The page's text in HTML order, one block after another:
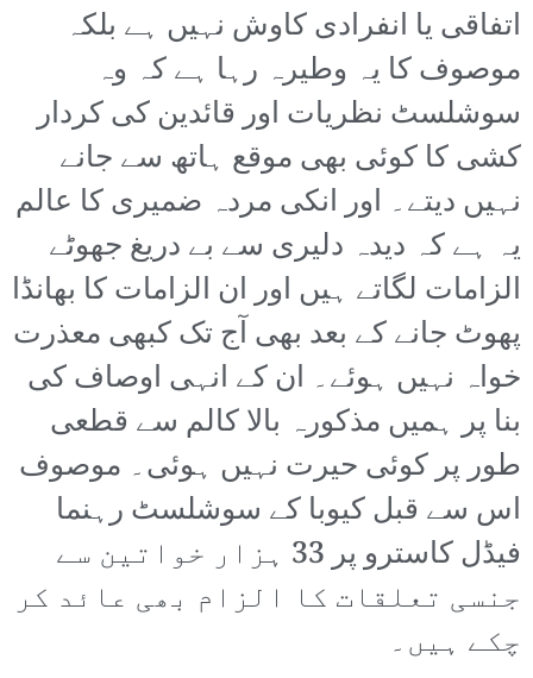
اتفاقی یا انفرادی کاوش نہیں ہے بلکہ
موصوف کا یہ وطیرہ رہا ہے کہ وہ
سوشلسٹ نظریات اور قائدین کی کردار
کشی کا کوئی بھی موقع ہاتھ سے جانے
نہیں دیتے۔ اور انکی مردہ ضمیری کا عالم
یہ ہے کہ دیدہ دلیری سے بے دریغ جھوٹے
الزامات لگاتے ہیں اور ان الزامات کا بھانڈا
پھوٹ جانے کے بعد بھی آج تک کبھی معذرت
خواہ نہیں ہوئے۔ ان کے انہی اوصاف کی
بنا پر ہمیں مذکورہ بالا کالم سے قطعی
طور پر کوئی حیرت نہیں ہوئی۔ موصوف
اس سے قبل کیوبا کے سوشلسٹ رہنما
فیڈل کاسترو پر 33 ہزار خواتین سے
جنسی تعلقات کا الزام بھی عائد کر
چکے ہیں۔